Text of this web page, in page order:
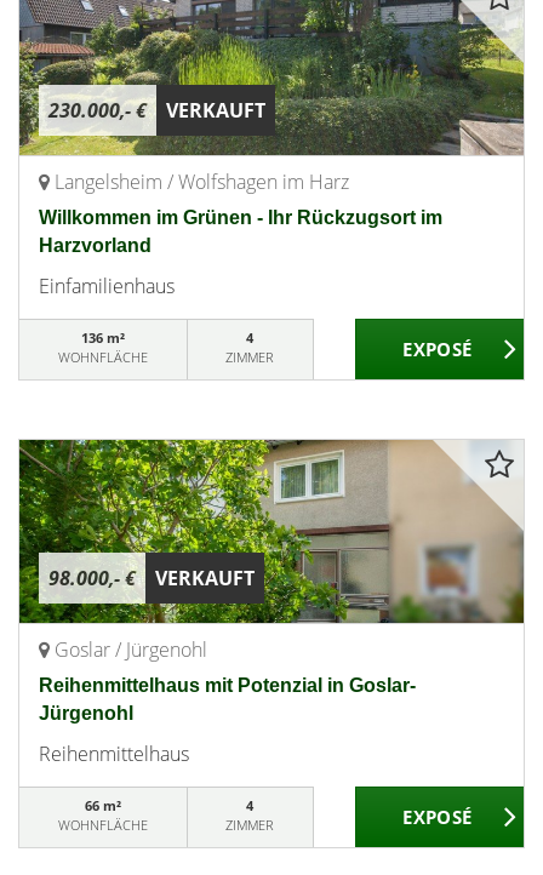
230.000,- € VERKAUFT
Langelsheim / Wolfshagen im Harz
Willkommen im Grünen - Ihr Rückzugsort im
Harzvorland
Einfamilienhaus
136 m²
WOHNFLÄCHE
4
ZIMMER
98.000,- € VERKAUFT
Goslar / Jürgenohl
Reihenmittelhaus mit Potenzial in Goslar-
Jürgenohl
Reihenmittelhaus
66 m²
WOHNFLÄCHE
4
ZIMMER